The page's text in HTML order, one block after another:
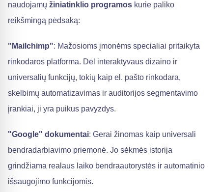
naudojamų žiniatinklio programos kurie paliko
reikšmingą pėdsaką:
"Mailchimp": Mažosioms įmonėms specialiai pritaikyta
rinkodaros platforma. Dėl interaktyvaus dizaino ir
universalių funkcijų, tokių kaip el. pašto rinkodara,
skelbimų automatizavimas ir auditorijos segmentavimo
įrankiai, ji yra puikus pavyzdys.
"Google" dokumentai: Gerai žinomas kaip universali
bendradarbiavimo priemonė. Jo sėkmės istorija
grindžiama realaus laiko bendraautorystės ir automatinio
išsaugojimo funkcijomis.